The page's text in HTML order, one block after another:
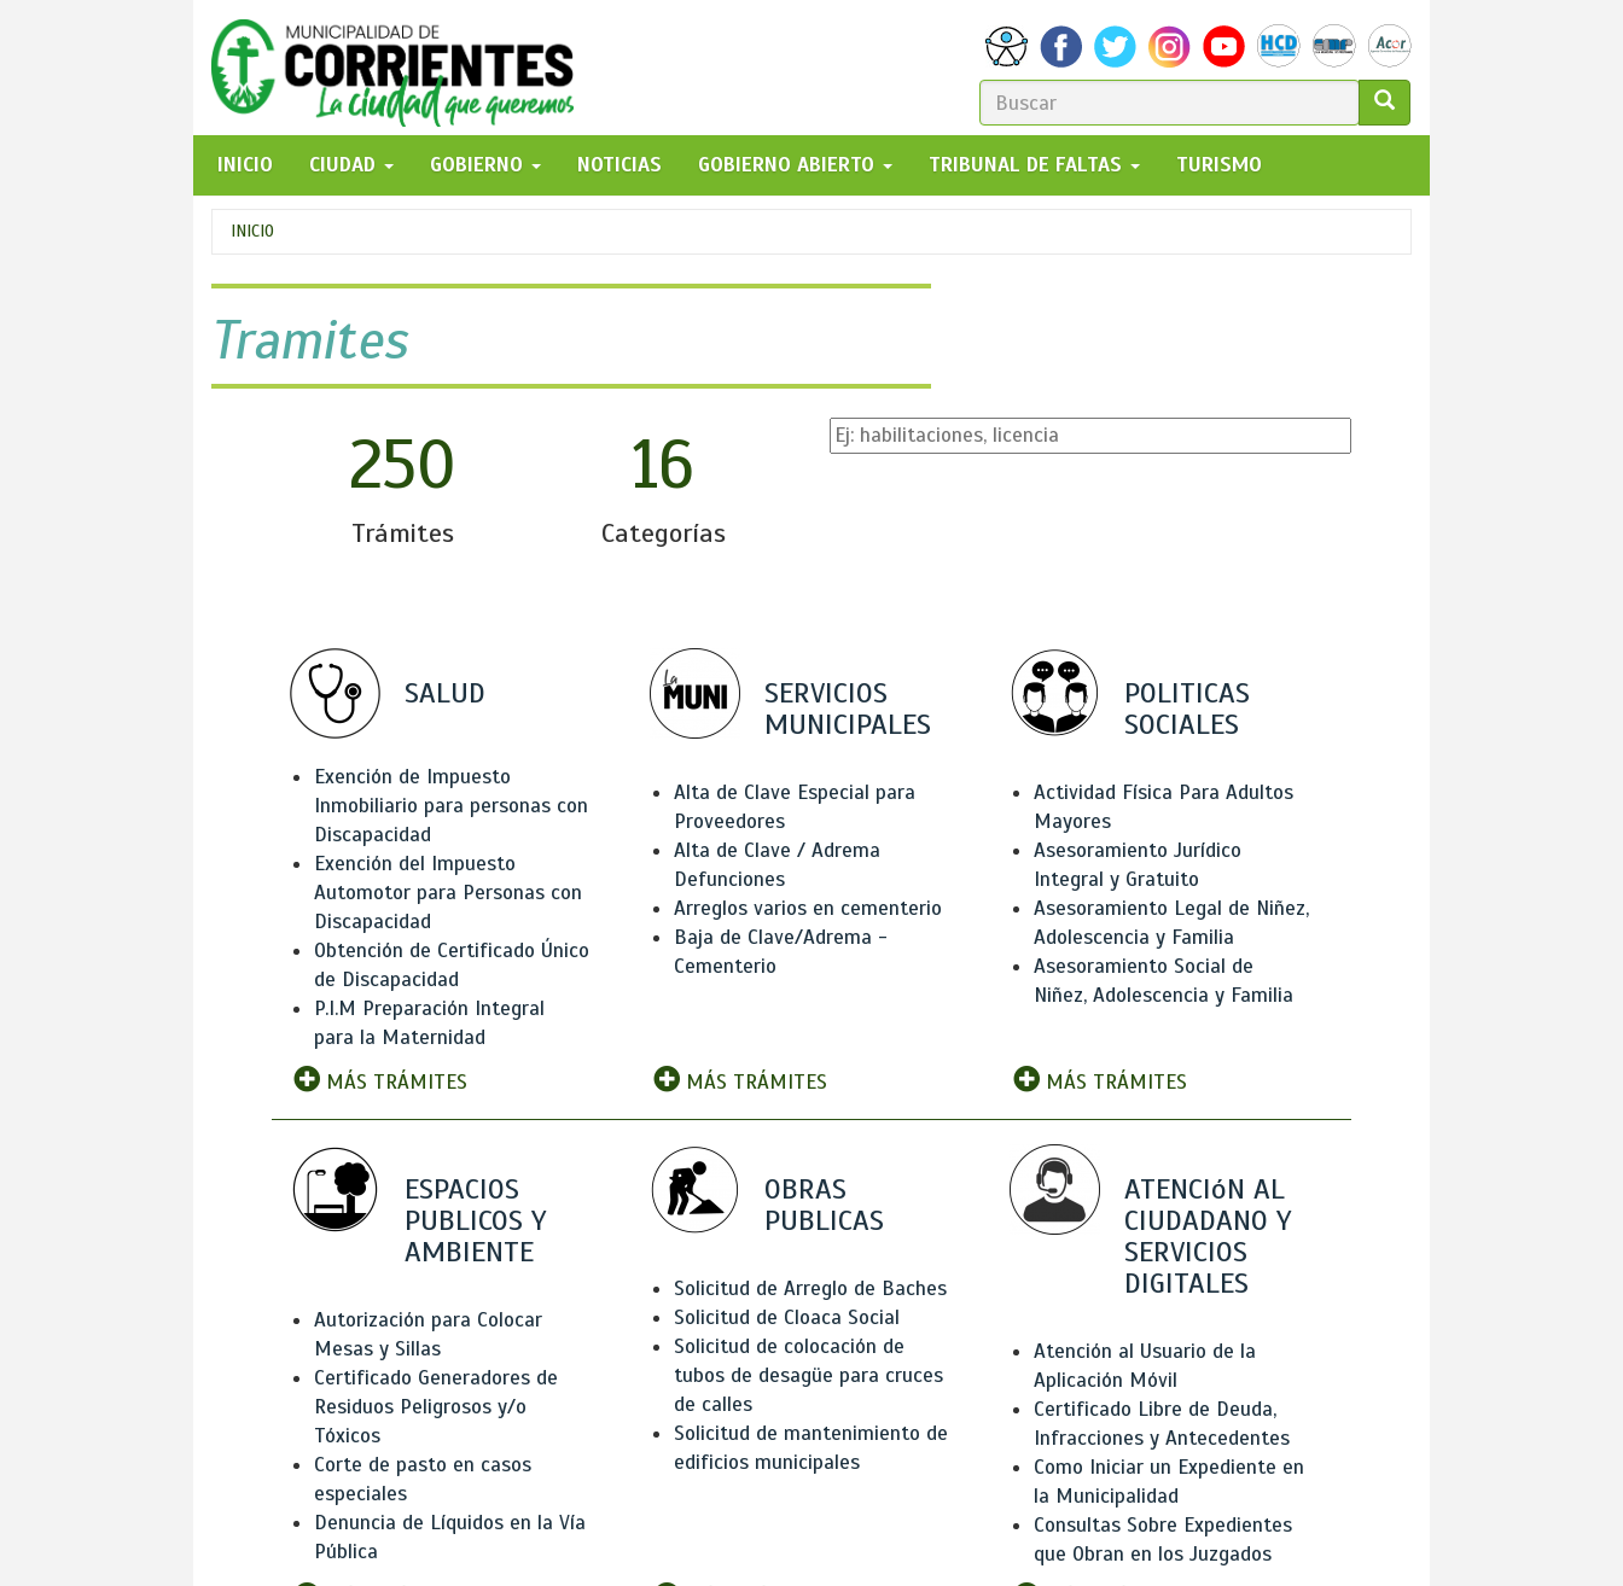
FORMULARIO
DE
BÚSQUEDA
GO!
INICIO
CIUDAD GOBIERNO NOTICIAS GOBIERNO ABIERTO TRIBUNAL DE FALTAS TURISMO
Se
encuentra
usted
aquí
INICIO
Tramites
250
Trámites
16
Categorías
SALUD
Exención de Impuesto
Inmobiliario para personas con
Discapacidad
Exención del Impuesto
Automotor para Personas con
Discapacidad
Obtención de Certificado Único
de Discapacidad
P.I.M Preparación Integral
para la Maternidad
MÁS TRÁMITES
SERVICIOS
MUNICIPALES
Alta de Clave Especial para
Proveedores
Alta de Clave / Adrema
Defunciones
Arreglos varios en cementerio
Baja de Clave/Adrema -
Cementerio
MÁS TRÁMITES
POLITICAS
SOCIALES
Actividad Física Para Adultos
Mayores
Asesoramiento Jurídico
Integral y Gratuito
Asesoramiento Legal de Niñez,
Adolescencia y Familia
Asesoramiento Social de
Niñez, Adolescencia y Familia
MÁS TRÁMITES
ESPACIOS
PUBLICOS Y
AMBIENTE
Autorización para Colocar
Mesas y Sillas
Certificado Generadores de
Residuos Peligrosos y/o
Tóxicos
Corte de pasto en casos
especiales
Denuncia de Líquidos en la Vía
Pública
OBRAS
PUBLICAS
Solicitud de Arreglo de Baches
Solicitud de Cloaca Social
Solicitud de colocación de
tubos de desagüe para cruces
de calles
Solicitud de mantenimiento de
edificios municipales
ATENCIóN AL
CIUDADANO Y
SERVICIOS
DIGITALES
Atención al Usuario de la
Aplicación Móvil
Certificado Libre de Deuda,
Infracciones y Antecedentes
Como Iniciar un Expediente en
la Municipalidad
Consultas Sobre Expedientes
que Obran en los Juzgados